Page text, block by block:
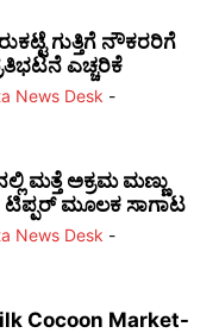
ಗುತ್ತಿಗೆ ನೌಕರರಿಗೆ
ಎಚ್ಚರಿಕೆ
News Desk -
ಮತ್ತೆ ಅಕ್ರಮ ಮಣ್ಣು
ಮೂಲಕ ಸಾಗಾಟ
News Desk -
Cocoon Market-